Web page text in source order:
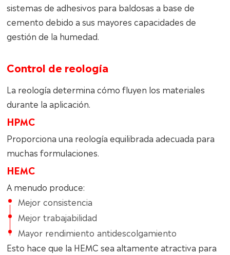
sistemas de adhesivos para baldosas a base de
cemento debido a sus mayores capacidades de
gestión de la humedad.
Control de reología
La reología determina cómo fluyen los materiales
durante la aplicación.
HPMC
Proporciona una reología equilibrada adecuada para
muchas formulaciones.
HEMC
A menudo produce:
Mejor consistencia
Mejor trabajabilidad
Mayor rendimiento antidescolgamiento
Esto hace que la HEMC sea altamente atractiva para